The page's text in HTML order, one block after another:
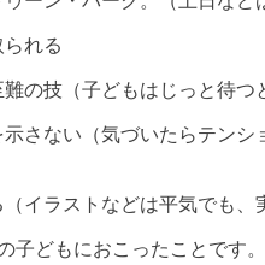
られる
の技（子どもはじっと待つ
示さない（気づいたらテン
（イラストなどは平気でも
子どもにおこったことです。